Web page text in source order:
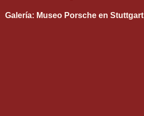
Galería: Museo Porsche en Stuttgart